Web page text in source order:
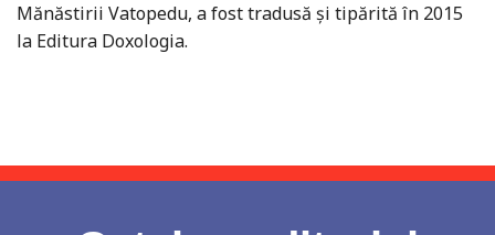
Mănăstirii Vatopedu, a fost tradusă şi tipărită în 2015
la Editura Doxologia.